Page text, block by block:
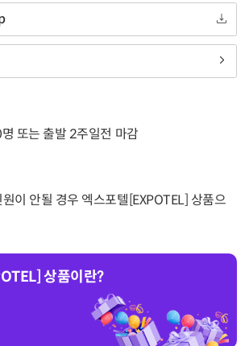
또는 출발 2주일전 마감
이 안될 경우 엑스포텔[EXPOTEL] 상품으
상품이란?